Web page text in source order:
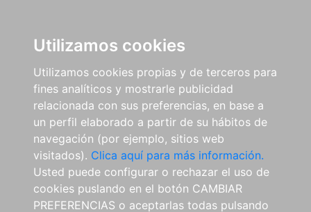
Utilizamos cookies
Utilizamos cookies propias y de terceros para
fines analíticos y mostrarle publicidad
relacionada con sus preferencias, en base a
un perfil elaborado a partir de su hábitos de
navegación (por ejemplo, sitios web
visitados). Clica aquí para más información.
Usted puede configurar o rechazar el uso de
cookies puslando en el botón CAMBIAR
PREFERENCIAS o aceptarlas todas pulsando